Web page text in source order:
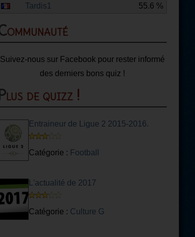
Tardis1
55.6 %
Communauté
Suivez-nous sur Facebook pour rester informé
des derniers bons quiz !
Plus de quizz !
Entraineur de Ligue 2 2015-2016.
Catégorie : Football
L'actualité de 2017
Catégorie : Culture G